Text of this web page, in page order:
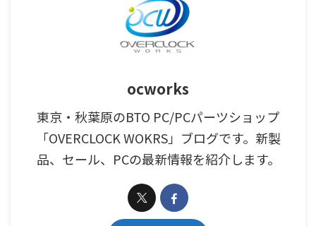
ocworks
東京・秋葉原のBTO PC/PCパーツショップ
「OVERCLOCK WOKRS」ブログです。新製
品、セール、PCの最新情報を紹介します。